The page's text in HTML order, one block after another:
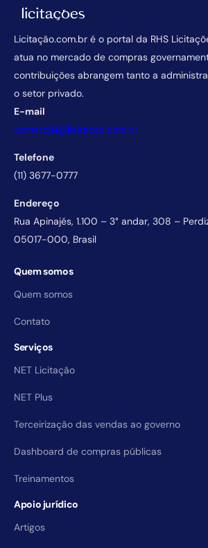
Licitação.com.br é o portal da RHS
atua no mercado de compras
contribuições abrangem tanto a
o setor privado.
E-mail
comercial@licitacao.com.br
Telefone
(11) 3677-0777
Endereço
Rua Apinajés, 1.100 – 3° andar, 308 –
05017-000, Brasil
Quem somos
Quem somos
Contato
Serviços
NET Licitação
NET Plus
Terceirização das vendas ao governo
Dashboard de compras públicas
Treinamentos
Apoio jurídico
Artigos